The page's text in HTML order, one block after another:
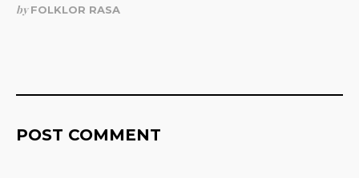
byFOLKLOR RASA
POST COMMENT